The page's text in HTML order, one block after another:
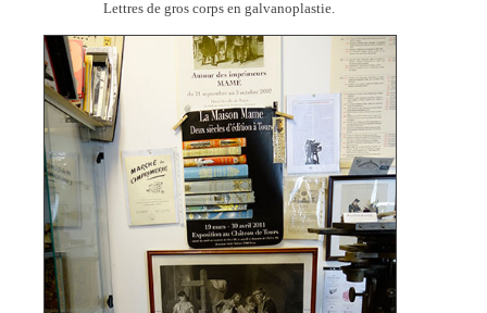
Lettres de gros corps en galvanoplastie.